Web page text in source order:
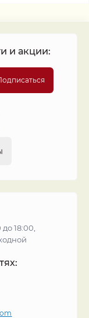
и акции:
18:00,